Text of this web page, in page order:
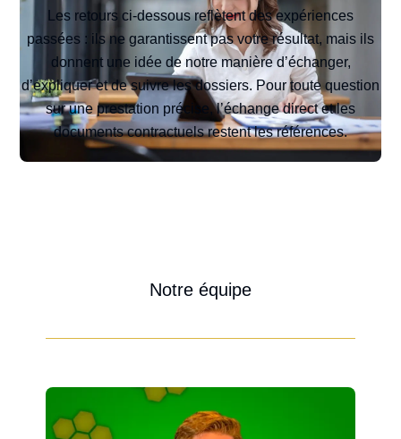
Les retours ci-dessous reflètent des expériences
passées : ils ne garantissent pas votre résultat, mais ils
donnent une idée de notre manière d’échanger,
d’expliquer et de suivre les dossiers. Pour toute question
sur une prestation précise, l’échange direct et les
documents contractuels restent les références.
Notre équipe